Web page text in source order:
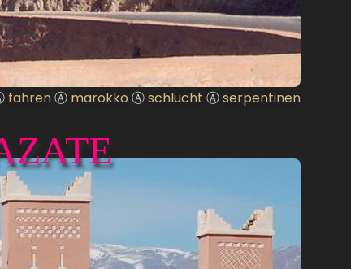
fahrenⒶ marokko Ⓐschlucht Ⓐserpentinen